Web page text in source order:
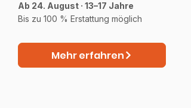
Ab 24. August · 13–17 Jahre
Bis zu 100 % Erstattung möglich
Mehr erfahren